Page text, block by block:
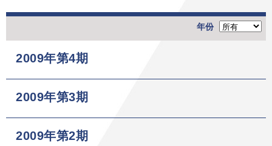
年份
2009年第4期
2009年第3期
2009年第2期